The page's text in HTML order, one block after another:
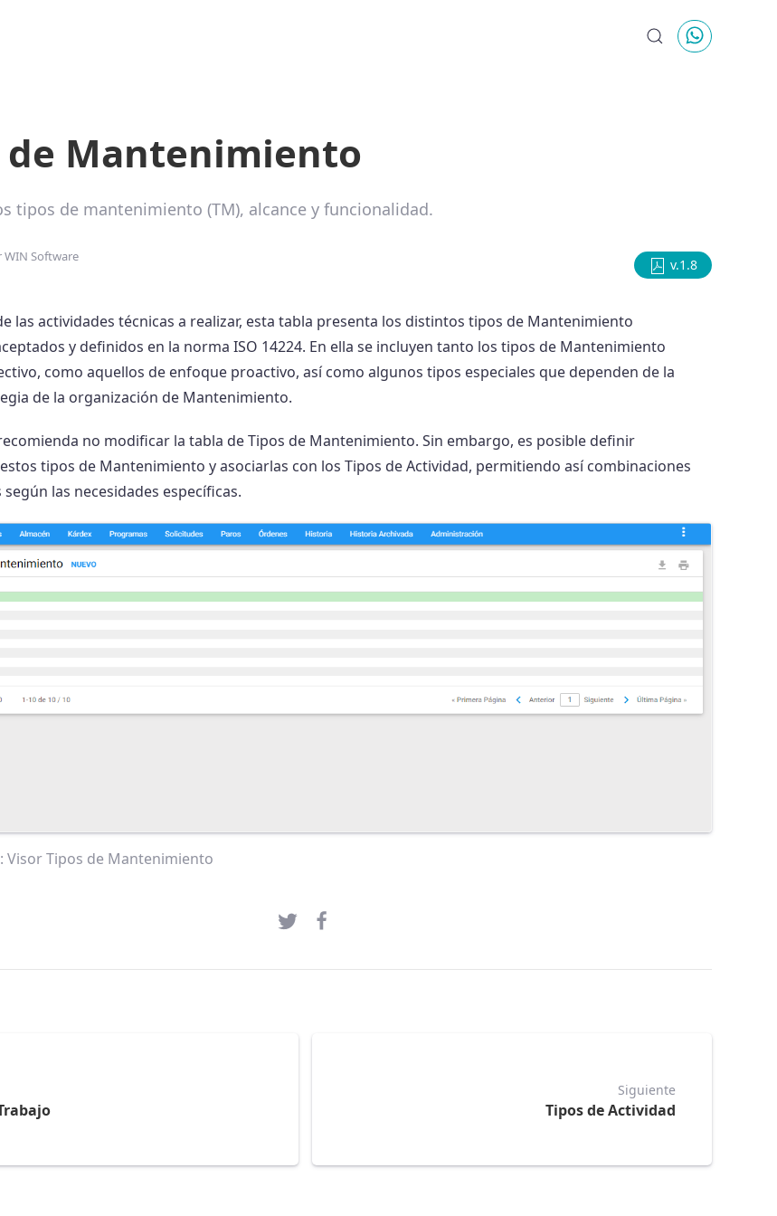
de Mantenimiento
tipos de mantenimiento (TM), alcance y funcionalidad.
WIN Software v.1.8
las actividades técnicas a realizar, esta tabla presenta los distintos tipos de Mantenimiento
y definidos en la norma ISO 14224. En ella se incluyen tanto los tipos de Mantenimiento
como aquellos de enfoque proactivo, así como algunos tipos especiales que dependen de la
de la organización de Mantenimiento.
no modificar la tabla de Tipos de Mantenimiento. Sin embargo, es posible definir
tipos de Mantenimiento y asociarlas con los Tipos de Actividad, permitiendo así combinaciones
las necesidades específicas.
: Visor Tipos de Mantenimiento
Siguiente
Tipos de Actividad